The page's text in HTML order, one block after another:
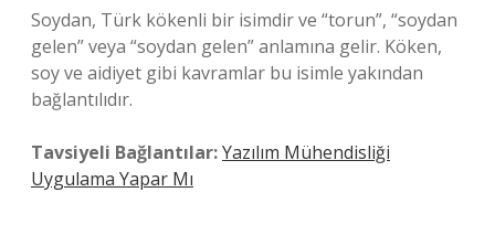
Soydan, Türk kökenli bir isimdir ve “torun”, “soydan
gelen” veya “soydan gelen” anlamına gelir. Köken,
soy ve aidiyet gibi kavramlar bu isimle yakından
bağlantılıdır.
Tavsiyeli Bağlantılar:Yazılım Mühendisliği
Uygulama Yapar Mı